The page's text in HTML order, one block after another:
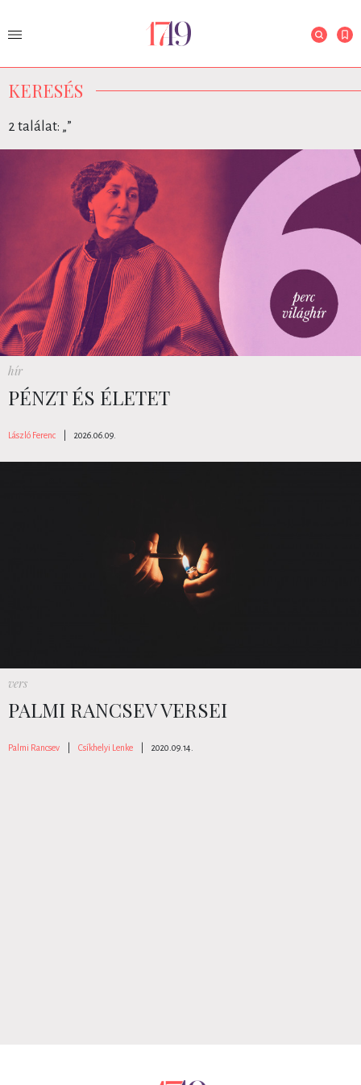
KERESÉS
2 találat: „”
hír
PÉNZT ÉS ÉLETET
László Ferenc 2026.06.09.
vers
PALMI RANCSEV VERSEI
Palmi Rancsev Csíkhelyi Lenke 2020.09.14.